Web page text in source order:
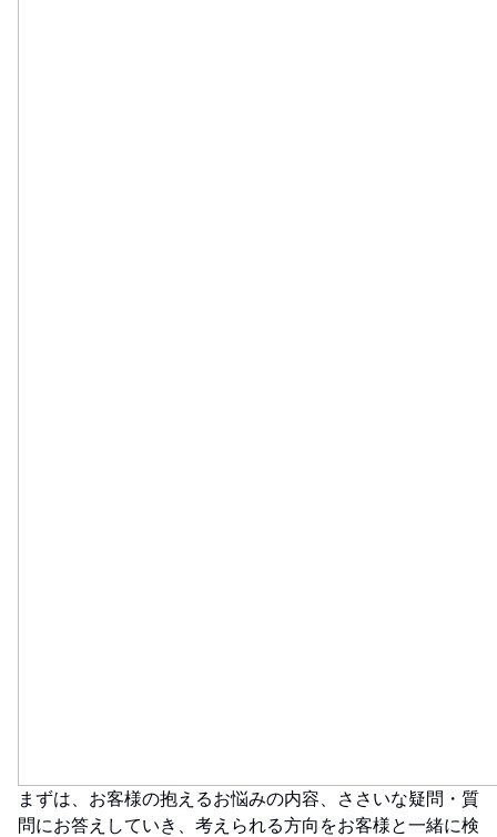
まずは、お客様の抱えるお悩みの内容、ささいな疑問・質
問にお答えしていき、考えられる方向をお客様と一緒に検